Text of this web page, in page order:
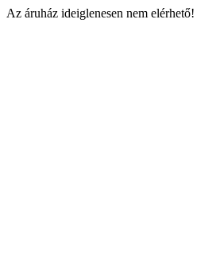
Az áruház ideiglenesen nem elérhető!